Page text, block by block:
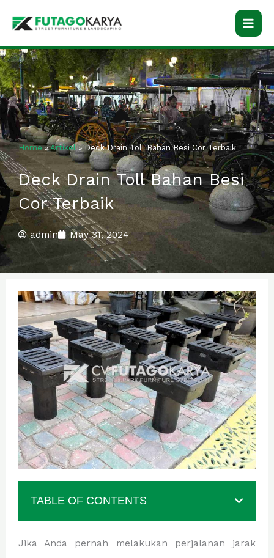
Home»Artikel»Deck Drain Toll Bahan Besi Cor Terbaik
Deck Drain Toll Bahan Besi
Cor Terbaik
admin May 31, 2024
TABLE OF CONTENTS
Jika Anda pernah melakukan perjalanan jarak